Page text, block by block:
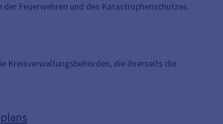
Feuerwehren und des Katastrophenschutzes.
Kreisverwaltungsbehörden, die ihrerseits die